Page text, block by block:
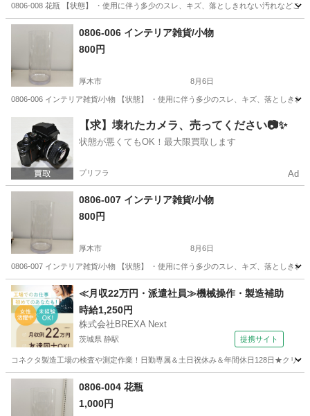
0806-008 花瓶 【状態】 ・使用に伴う多少のスレ、キズ、落としきれない汚れなど
神奈川 厚木市 インテリア雑貨/小物 現地
0806-006 インテリア雑貨/小物
800円
厚木市 8月6日
0806-006 インテリア雑貨/小物 【状態】 ・使用に伴う多少のスレ、キズ、落としき
インテリア雑貨/小物 現地
【求】壊れたカメラ、売ってください📷✨
状態が悪くてもOK！最大限買取します
プリフラ Ad
0806-007 インテリア雑貨/小物
800円
厚木市 8月6日
0806-007 インテリア雑貨/小物 【状態】 ・使用に伴う多少のスレ、キズ、落としき
神奈川 厚木市 インテリア雑貨/小物 現地
≪月収22万円・派遣社員≫機械操作・製造補助
時給1,250円
株式会社BREXA Next
茨城県 静駅 提携サイト
コネクタ製造工場の検査や測定作業！日勤専属＆土日祝休み＆年間休日128日★クリ
茨城 常陸大宮市 その他
0806-004 花瓶
1,000円